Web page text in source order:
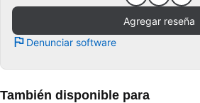
Agregar reseña
Denunciar software
También disponible para